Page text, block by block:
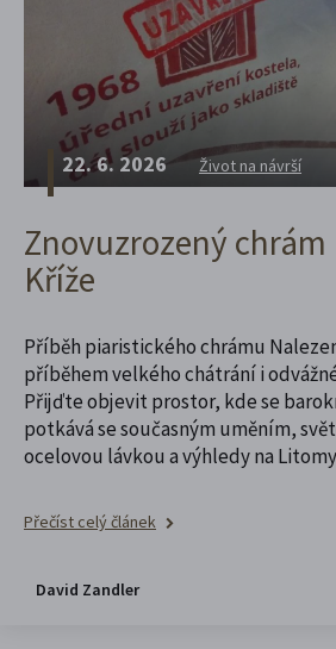
22. 6. 2026 Život na návrší
Znovuzrozený chrám
Kříže
Příběh piaristického chrámu
příběhem velkého chátrání i
Přijďte objevit prostor, kde se
potkává se současným uměním,
ocelovou lávkou a výhledy na
Přečíst celý článek
David Zandler